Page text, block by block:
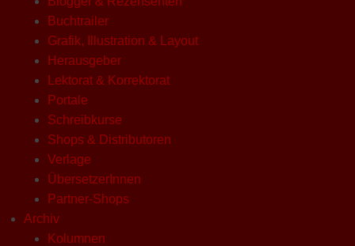
Buchtrailer
Grafik, Illustration & Layout
Herausgeber
Lektorat & Korrektorat
Portale
Schreibkurse
Shops & Distributoren
Verlage
ÜbersetzerInnen
Partner-Shops
Archiv
Kolumnen